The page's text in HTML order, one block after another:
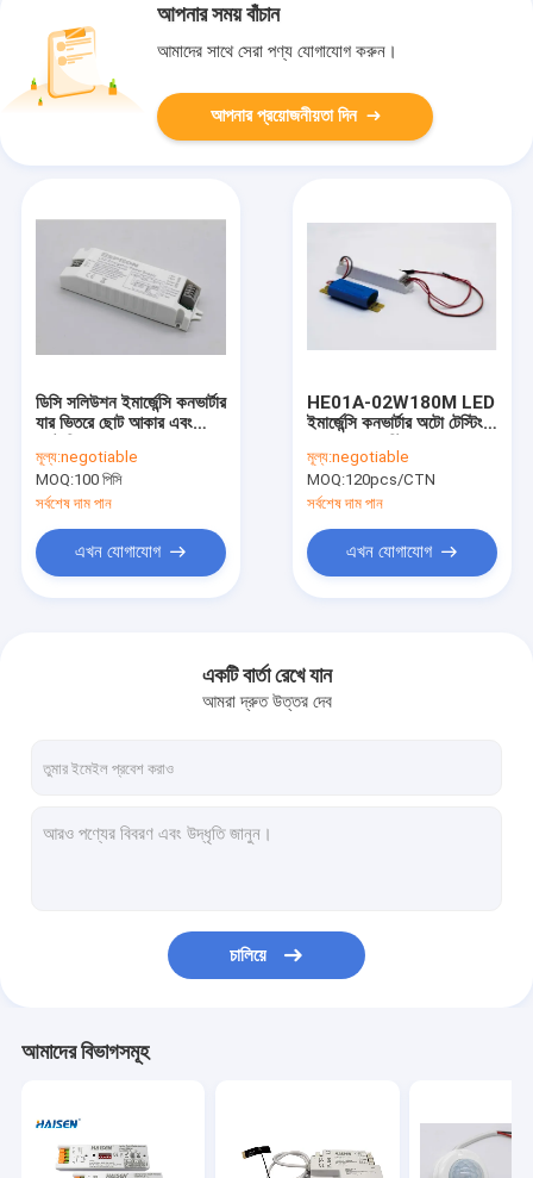
বাড়ি
ভিডিও
আপনার সময় বাঁচান
আমাদের সাথে সেরা পণ্য যোগাযোগ করুন।
আপনার প্রয়োজনীয়তা দিন
ডিসি সলিউশন ইমার্জেন্সি কনভার্টার
যার ভিতরে ছোট আকার এবং
মূল্য:negotiable
MOQ:100 পিসি
সর্বশেষ দাম পান
এখন যোগাযোগ
HE01A-02W180M LED
ইমার্জেন্সি কনভার্টার অটো টেস্টিং
মূল্য:negotiable
MOQ:120pcs/CTN
সর্বশেষ দাম পান
এখন যোগাযোগ
একটি বার্তা রেখে যান
আমরা দ্রুত উত্তর দেব
চালিয়ে
আমাদের বিভাগসমূহ